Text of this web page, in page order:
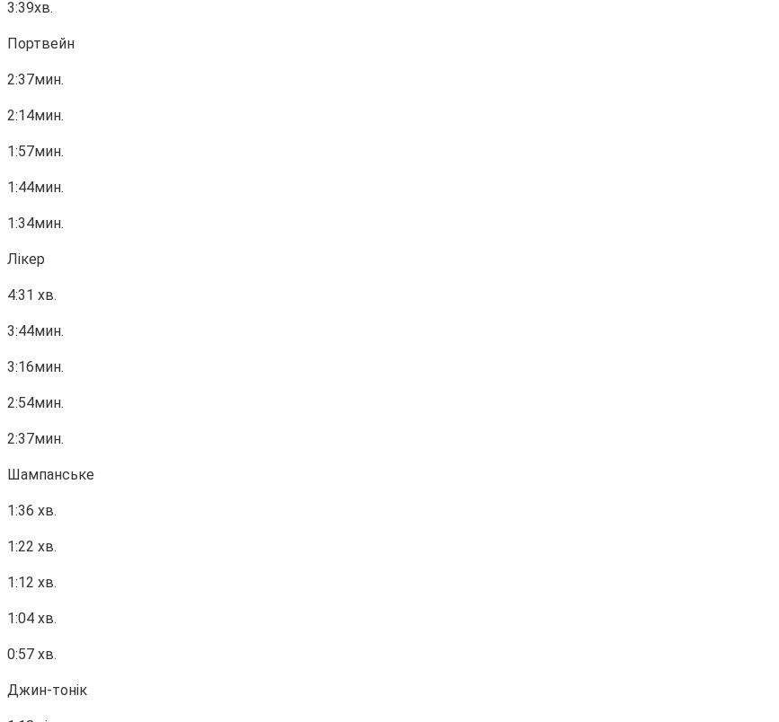
3:39хв.
Портвейн
2:37мин.
2:14мин.
1:57мин.
1:44мин.
1:34мин.
Лікер
4:31 хв.
3:44мин.
3:16мин.
2:54мин.
2:37мин.
Шампанське
1:36 хв.
1:22 хв.
1:12 хв.
1:04 хв.
0:57 хв.
Джин-тонік